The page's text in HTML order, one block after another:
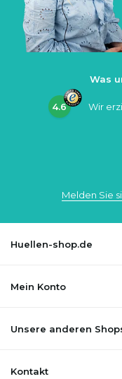
Was
4.6 Wir
Melden Sie
Huellen-shop.de
Mein Konto
Unsere anderen
Kontakt